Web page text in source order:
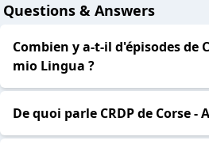
Questions & Answers
Combien y a-t-il d'épisodes de
mio Lingua ?
De quoi parle CRDP de Corse -